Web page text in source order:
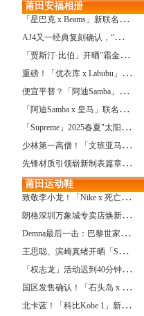
莆田安福相册
「
星巴克 x Beams」新联名系列曝光，定档发售！
A
J4又一经典复刻确认，“黑猫”配色发售日公布了！
「
贾斯汀·比伯」开晒"霜金爱彼AP"皇家橡树，破产？不可能的...
重
磅！「优衣库 x Labubu」联名2.0计划曝光，单品清单泄露！
便
宜平替？「阿迪Samba」特别款"珍珠蕾丝"曝光，确认发售！
「
阿迪Samba x 皇马」联名确认发售，附发售链接...
「
Supreme」2025春夏"太阳镜"系列曝光，附发售指南！
少
林第一高僧！「文班亚马」剃光头，去河南少林寺修行了...
先
锋材质引领崭新制表篇章 TAG Heuer泰格豪雅推出采用新型钛金属打造的摩纳哥系列双秒追针计时码表，全新定义先锋材质
莆田运动鞋
致
敬李小龙！「Nike x 死亡游戏」特殊配色曝光，确认发售！
朗
格深圳万象城专卖店焕新开幕 萨克森制表艺术耀启华南新章
D
emna最后一击：巴黎世家玩上PUMA了
王
思聪、滨崎真绪开晒「Switch 2」，一台溢价1000+...！
「
权志龙」活动迟到40分钟，反手捐了8.8亿韩元...
国
区发售确认！「石头岛 x New Balance」新联名曝光，定档了！
北
卡蓝！「科比Kobe 1」新配色要发售了...